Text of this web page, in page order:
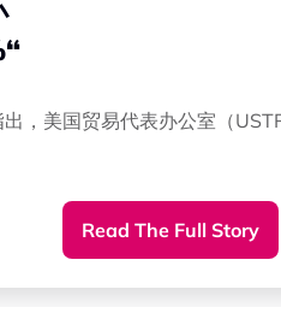
，美国贸易代表办公室（
大马输美商品，低于此前根据
Read The Full Story